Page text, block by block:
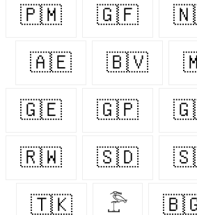
🇵🇲 🇬🇫
🇦🇪 🇧🇻
🇬🇪 🇬🇵
🇷🇼 🇸🇩
🇹🇰 𓅤